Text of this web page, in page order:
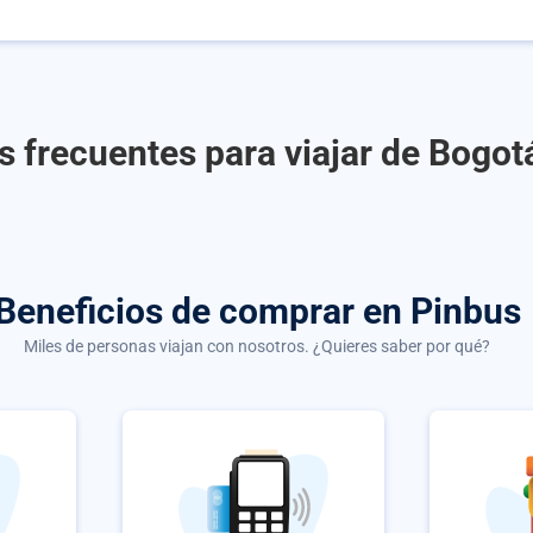
frecuentes para viajar de
de comprar en Pinbus
Miles de personas viajan con nosotros. ¿Quieres saber por qué?